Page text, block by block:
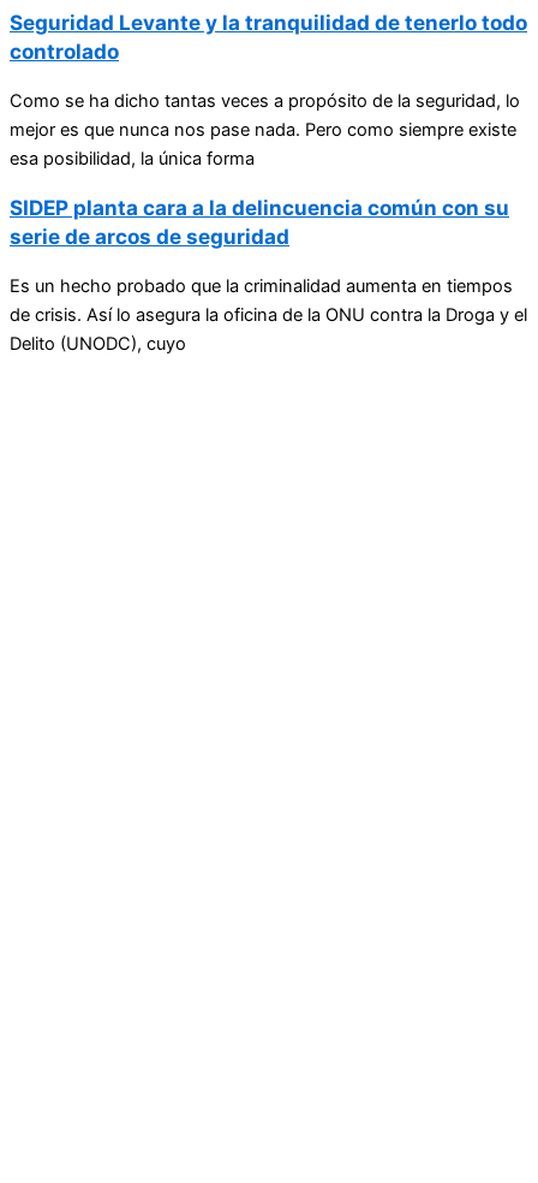
Seguridad Levante y la tranquilidad de tenerlo todo
controlado
Como se ha dicho tantas veces a propósito de la seguridad, lo
mejor es que nunca nos pase nada. Pero como siempre existe
esa posibilidad, la única forma
SIDEP planta cara a la delincuencia común con su
serie de arcos de seguridad
Es un hecho probado que la criminalidad aumenta en tiempos
de crisis. Así lo asegura la oficina de la ONU contra la Droga y el
Delito (UNODC), cuyo